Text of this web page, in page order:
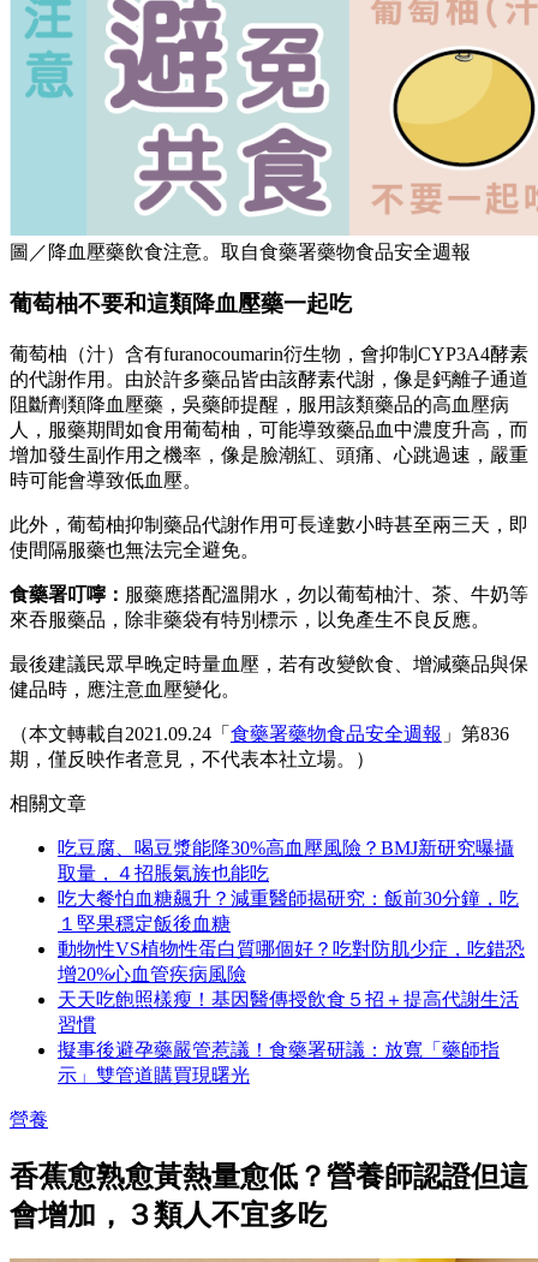
圖／降血壓藥飲食注意。取自食藥署藥物食品安全週報
葡萄柚不要和這類降血壓藥一起吃
葡萄柚（汁）含有furanocoumarin衍生物，會抑制CYP3A4酵素
的代謝作用。由於許多藥品皆由該酵素代謝，像是鈣離子通道
阻斷劑類降血壓藥，吳藥師提醒，服用該類藥品的高血壓病
人，服藥期間如食用葡萄柚，可能導致藥品血中濃度升高，而
增加發生副作用之機率，像是臉潮紅、頭痛、心跳過速，嚴重
時可能會導致低血壓。
此外，葡萄柚抑制藥品代謝作用可長達數小時甚至兩三天，即
使間隔服藥也無法完全避免。
食藥署叮嚀： 服藥應搭配溫開水，勿以葡萄柚汁、茶、牛奶等
來吞服藥品，除非藥袋有特別標示，以免產生不良反應。
最後建議民眾早晚定時量血壓，若有改變飲食、增減藥品與保
健品時，應注意血壓變化。
（本文轉載自2021.09.24「 食藥署藥物食品安全週報 」第836
期，僅反映作者意見，不代表本社立場。）
相關文章
吃豆腐、喝豆漿能降30%高血壓風險？BMJ新研究曝攝
取量，４招脹氣族也能吃
吃大餐怕血糖飆升？減重醫師揭研究：飯前30分鐘，吃
１堅果穩定飯後血糖
動物性VS植物性蛋白質哪個好？吃對防肌少症，吃錯恐
增20%心血管疾病風險
天天吃飽照樣瘦！基因醫傳授飲食５招＋提高代謝生活
習慣
擬事後避孕藥嚴管惹議！食藥署研議：放寬「藥師指
示」雙管道購買現曙光
營養
香蕉愈熟愈黃熱量愈低？營養師認證但這
會增加，３類人不宜多吃